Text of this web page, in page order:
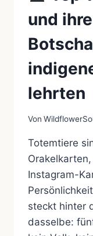
und
lehrten
Von
Totemtiere
Instagram-
steckt hinter
dasselbe: